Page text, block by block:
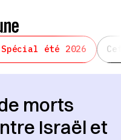
Spécial été 2026
morts
Israël et